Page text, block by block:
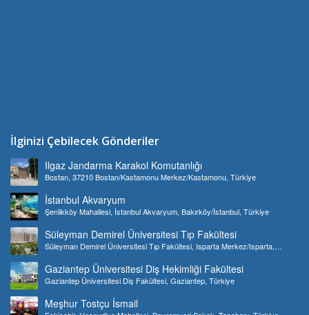
İlginizi Çebilecek Gönderiler
Ilgaz Jandarma Karakol Komutanlığı
Bostan, 37210 Bostan/Kastamonu Merkez/Kastamonu, Türkiye
İstanbul Akvaryum
Şenlikköy Mahallesi, İstanbul Akvaryum, Bakırköy/İstanbul, Türkiye
Süleyman Demirel Üniversitesi Tıp Fakültesi
Süleyman Demirel Üniversitesi Tıp Fakültesi, Isparta Merkez/Isparta,
Gaziantep Üniversitesi Diş Hekimliği Fakültesi
Gaziantep Üniversitesi Diş Fakültesi, Gaziantep, Türkiye
Meşhur Tostçu İsmail